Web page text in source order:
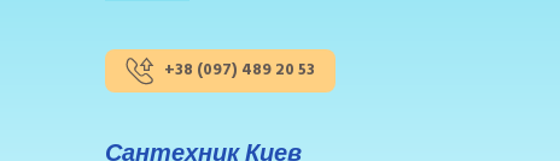
+38 (097) 489 20 53